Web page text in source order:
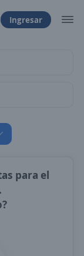
Ingresar
para el